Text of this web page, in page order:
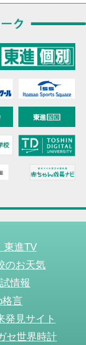
東進TV
のお天気
情報
格言
発見サイト
セ世界時計